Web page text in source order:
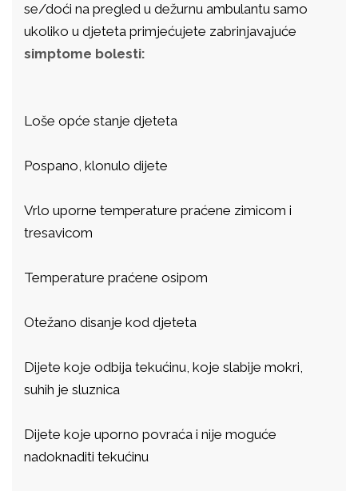
se/doći na pregled u dežurnu ambulantu samo
ukoliko u djeteta primjećujete zabrinjavajuće
simptome bolesti:
Loše opće stanje djeteta
Pospano, klonulo dijete
Vrlo uporne temperature praćene zimicom i
tresavicom
Temperature praćene osipom
Otežano disanje kod djeteta
Dijete koje odbija tekućinu, koje slabije mokri,
suhih je sluznica
Dijete koje uporno povraća i nije moguće
nadoknaditi tekućinu